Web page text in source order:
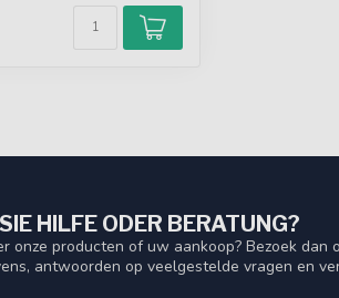
HILFE ODER BERATUNG?
onze producten of uw aankoop? Bezoek dan
antwoorden op veelgestelde vragen en